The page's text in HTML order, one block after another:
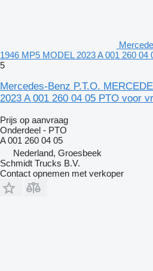
1946 MP5 MODEL 2023 A 001 260
5
Mercedes-Benz P.T.O.
2023 A 001 260 04 05 PTO voor
Prijs op aanvraag
Onderdeel - PTO
A 001 260 04 05
Nederland, Groesbeek
Schmidt Trucks B.V.
Contact opnemen met verkoper